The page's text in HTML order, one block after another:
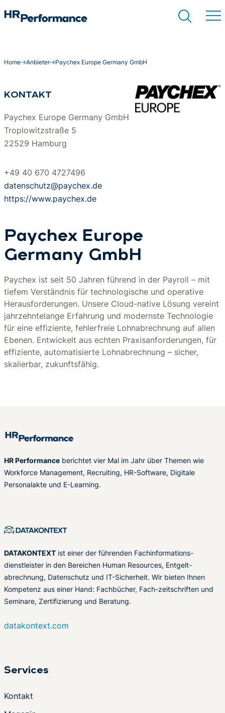
Home Anbieter Paychex Europe Germany GmbH
Paychex Europe
Germany GmbH
Paychex ist seit 50 Jahren führend in der Payroll – mit
tiefem Verständnis für technologische und operative
Herausforderungen. Unsere Cloud-native Lösung vereint
jahrzehntelange Erfahrung und modernste Technologie
für eine effiziente, fehlerfreie Lohnabrechnung auf allen
Ebenen. Entwickelt aus echten Praxisanforderungen, für
effiziente, automatisierte Lohnabrechnung – sicher,
skalierbar, zukunftsfähig.
KONTAKT
Paychex Europe Germany GmbH
Troplowitzstraße 5
22529 Hamburg
+49 40 670 4727496
datenschutz@paychex.de
https://www.paychex.de
HR Performance berichtet vier Mal im Jahr über Themen wie
Workforce Management, Recruiting, HR-Software, Digitale
Personalakte und E-Learning.
DATAKONTEXT ist einer der führenden Fachinformations-
dienstleister in den Bereichen Human Resources, Entgelt-
abrechnung, Datenschutz und IT-Sicherheit. Wir bieten Ihnen
Kompetenz aus einer Hand: Fachbücher, Fach-zeitschriften und
Seminare, Zertifizierung und Beratung.
datakontext.com
Services
Kontakt